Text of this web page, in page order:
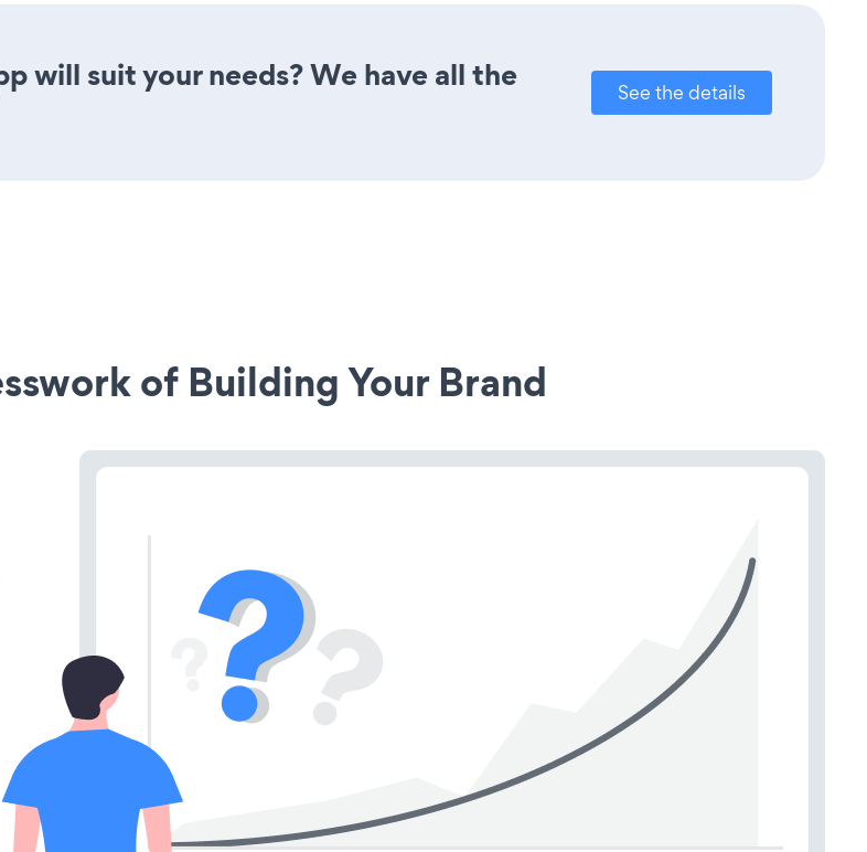
will suit your needs? We have all the
See the details
of Building Your Brand